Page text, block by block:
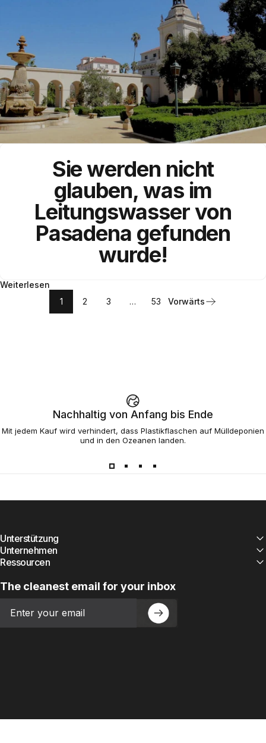
Sie werden nicht
glauben, was im
Leitungswasservon
Pasadena gefunden
wurde!
Weiterlesen
1
2 3 … 53 Vorwärts
Nachhaltig von Anfang bis Ende
Mit jedem Kauf wird verhindert, dass Plastikflaschen auf Mülldeponien
und in den Ozeanen landen.
Unterstützung
Unternehmen
Ressourcen
The cleanest email for your inbox